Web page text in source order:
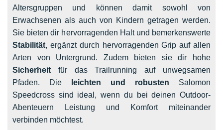
Altersgruppen und können damit sowohl von
Erwachsenen als auch von Kindern getragen werden.
Sie bieten dir hervorragenden Halt und bemerkenswerte
Stabilität, ergänzt durch hervorragenden Grip auf allen
Arten von Untergrund. Zudem bieten sie dir hohe
Sicherheit für das Trailrunning auf unwegsamen
Pfaden. Die
leichten und robusten Salomon
Speedcross sind ideal, wenn du bei deinen Outdoor-
Abenteuern Leistung und Komfort miteinander
verbinden möchtest.